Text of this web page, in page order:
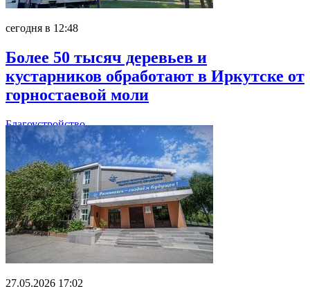
сегодня в 12:48
Более 50 тысяч деревьев и
кустарников обработают в Иркутске от
горностаевой моли
Благоустройство
27.05.2026 17:02